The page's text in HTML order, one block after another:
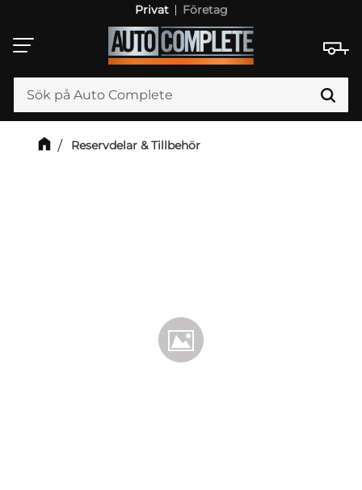
Meny
Privat Företag
Reservdelar & Tillbehör